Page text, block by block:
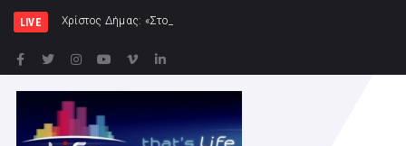
LIVE Χρίστος Δήμας: «Στο Εθνικό Πρόγραμμα Ανάπτυ